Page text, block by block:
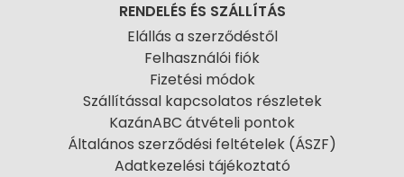
RENDELÉS ÉS SZÁLLÍTÁS
Elállás a szerződéstől
Felhasználói fiók
Fizetési módok
Szállítással kapcsolatos részletek
KazánABC átvételi pontok
Általános szerződési feltételek (ÁSZF)
Adatkezelési tájékoztató